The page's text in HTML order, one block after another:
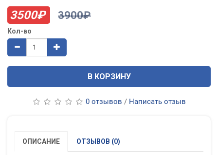
3500₽ 3900₽
Кол-во
В КОРЗИНУ
0 отзывов / Написать отзыв
ОПИСАНИЕ ОТЗЫВОВ (0)